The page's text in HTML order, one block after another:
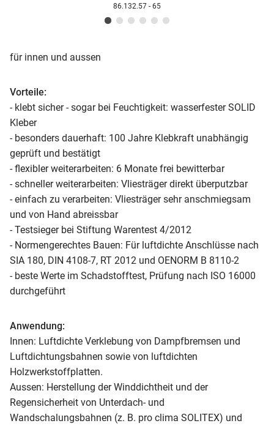
86.132.57 - 65
für innen und aussen
Vorteile:
- klebt sicher - sogar bei Feuchtigkeit: wasserfester SOLID
Kleber
- besonders dauerhaft: 100 Jahre Klebkraft unabhängig
geprüft und bestätigt
- flexibler weiterarbeiten: 6 Monate frei bewitterbar
- schneller weiterarbeiten: Vliesträger direkt überputzbar
- einfach zu verarbeiten: Vliesträger sehr anschmiegsam
und von Hand abreissbar
- Testsieger bei Stiftung Warentest 4/2012
- Normengerechtes Bauen: Für luftdichte Anschlüsse nach
SIA 180, DIN 4108-7, RT 2012 und OENORM B 8110-2
- beste Werte im Schadstofftest, Prüfung nach ISO 16000
durchgeführt
Anwendung:
Innen: Luftdichte Verklebung von Dampfbremsen und
Luftdichtungsbahnen sowie von luftdichten
Holzwerkstoffplatten.
Aussen: Herstellung der Winddichtheit und der
Regensicherheit von Unterdach- und
Wandschalungsbahnen (z. B. pro clima SOLITEX) und